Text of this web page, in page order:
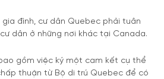
đình, cư dân Quebec phải tuân
dân ở những nơi khác tại Canada.
gồm việc ký một cam kết cụ thể
thuận từ Bộ di trú Quebec để có